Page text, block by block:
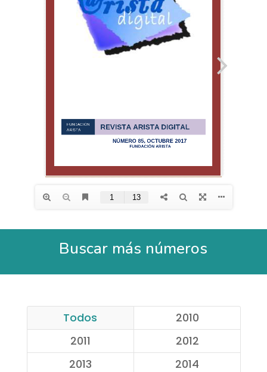
Buscar más números
Todos
2010
2011
2012
2013
2014